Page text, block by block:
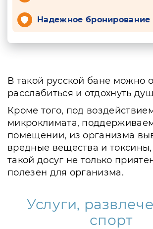
Надежное бронирование
В такой русской бане можно
расслабиться и отдохнуть
Кроме того, под
микроклимата,
помещении, из организма
вредные вещества и
такой досуг не только
полезен для организма.
Услуги,
спорт